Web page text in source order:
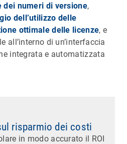
dei numeri di versione,
dell’utilizzo delle
ottimale delle licenze, e
all’interno di un’interfaccia
integrata e automatizzata
risparmio dei costi
in modo accurato il ROI